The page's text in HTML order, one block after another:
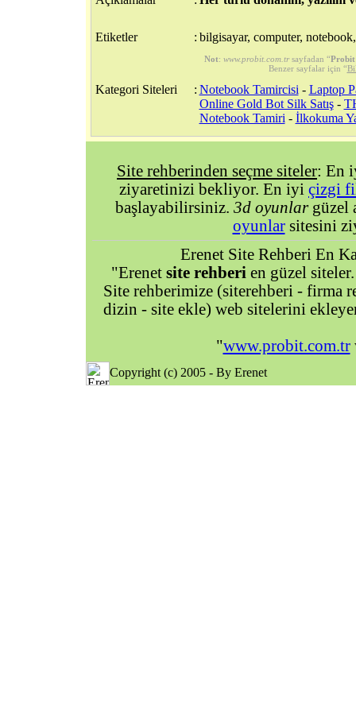
Etiketler : bilgisayar, computer,
Not: www.probit.com.trsayfadan “
Benzer sayfalar için “
Kategori Siteleri : Notebook Tamircisi - Laptop
Online Gold Bot Silk Satış-
Notebook Tamiri - İlkokuma
Site rehberinden seçme siteler: En
ziyaretinizi bekliyor. En iyi çizgi
başlayabilirsiniz. 3d oyunlargüzel
oyunlarsitesini
Erenet Site Rehberi En
"Erenet site rehberi en güzel
Site rehberimize (siterehberi - firma
dizin - site ekle) web sitelerini
"www.probit.com.tr
Copyright (c) 2005 - By Erenet